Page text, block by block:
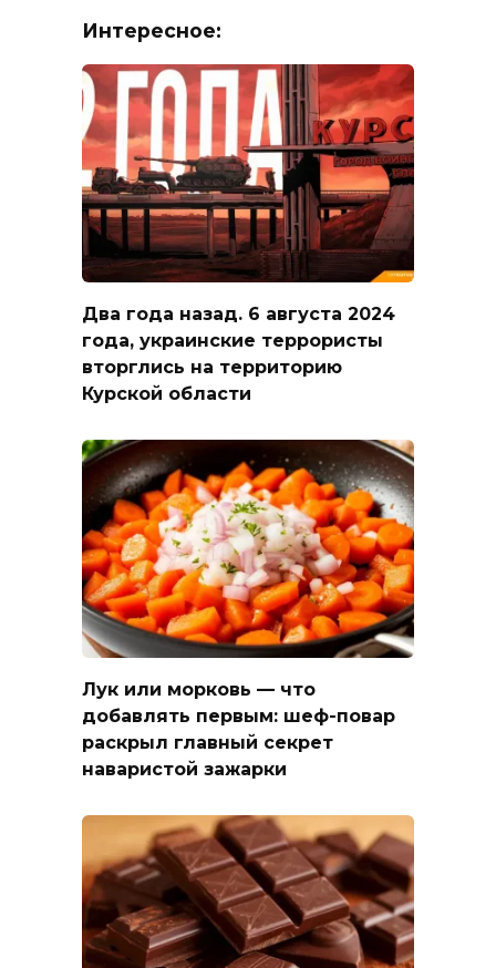
Интересное:
Два года назад. 6 августа 2024
года, украинские террористы
вторглись на территорию
Курской области
Лук или морковь — что
добавлять первым: шеф-повар
раскрыл главный секрет
наваристой зажарки